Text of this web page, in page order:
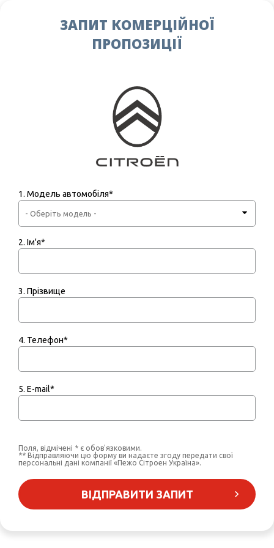
ЗАПИТ КОМЕРЦІЙНОЇ
ПРОПОЗИЦІЇ
1. Модель автомобіля*
2. Ім'я*
3. Прізвище
4. Телефон*
5. E-mail*
Поля, відмічені * є обов'язковими.
** Відправляючи цю форму ви надаєте згоду передати свої
персональні дані компанії «Пежо Сітроен Україна».
ВІДПРАВИТИ ЗАПИТ